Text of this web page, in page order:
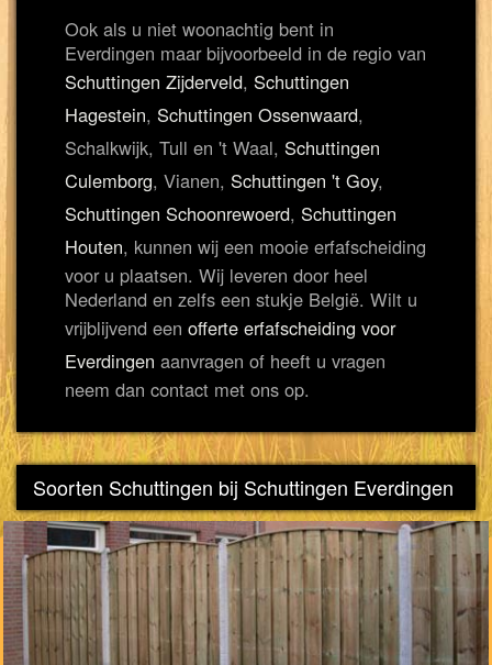
Ook als u niet woonachtig bent in
Everdingen maar bijvoorbeeld in de regio van
Schuttingen Zijderveld, Schuttingen
Hagestein, Schuttingen Ossenwaard,
Schalkwijk, Tull en 't Waal, Schuttingen
Culemborg, Vianen, Schuttingen 't Goy,
Schuttingen Schoonrewoerd, Schuttingen
Houten, kunnen wij een mooie erfafscheiding
voor u plaatsen. Wij leveren door heel
Nederland en zelfs een stukje België. Wilt u
vrijblijvend een offerte erfafscheiding voor
Everdingen aanvragen of heeft u vragen
neem dan contact met ons op.
Soorten Schuttingen bij Schuttingen Everdingen